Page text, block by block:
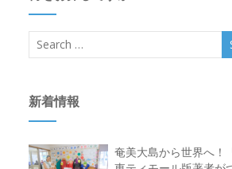
新着情報
奄美大島から世界へ！